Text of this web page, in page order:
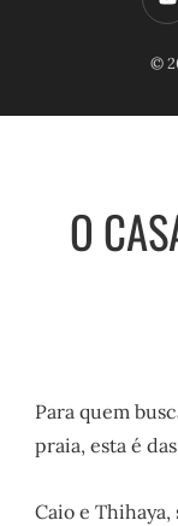
o
t
e
©
O
Para quem
praia, esta é
Caio e